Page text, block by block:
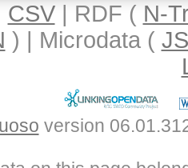
CSV| RDF ( N-
) | Microdata (